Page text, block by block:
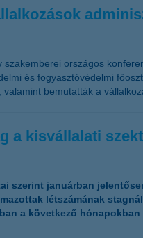
országos
és fogyasztóvédelmi
bemutatták a
a kisvállalati
szerint januárban
létszámának
a következő